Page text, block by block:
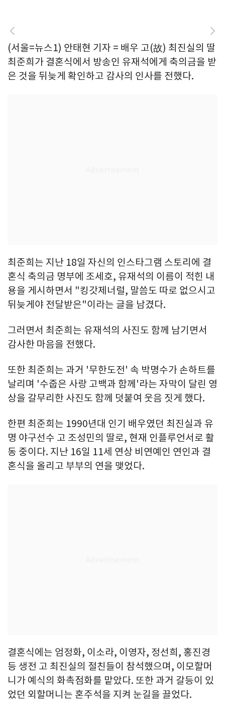
(서울=뉴스1) 안태현 기자 = 배우 고(故) 최진실의 딸
최준희가 결혼식에서 방송인 유재석에게 축의금을 받
은 것을 뒤늦게 확인하고 감사의 인사를 전했다.
최준희는 지난 18일 자신의 인스타그램 스토리에 결
혼식 축의금 명부에 조세호, 유재석의 이름이 적힌 내
용을 게시하면서 "킹갓제너럴, 말씀도 따로 없으시고
뒤늦게야 전달받은"이라는 글을 남겼다.
그러면서 최준희는 유재석의 사진도 함께 남기면서
감사한 마음을 전했다.
또한 최준희는 과거 '무한도전' 속 박명수가 손하트를
날리며 '수줍은 사랑 고백과 함께'라는 자막이 달린 영
상을 갈무리한 사진도 함께 덧붙여 웃음 짓게 했다.
한편 최준희는 1990년대 인기 배우였던 최진실과 유
명 야구선수 고 조성민의 딸로, 현재 인플루언서로 활
동 중이다. 지난 16일 11세 연상 비연예인 연인과 결
혼식을 올리고 부부의 연을 맺었다.
결혼식에는 엄정화, 이소라, 이영자, 정선희, 홍진경
등 생전 고 최진실의 절친들이 참석했으며, 이모할머
니가 예식의 화촉점화를 맡았다. 또한 과거 갈등이 있
었던 외할머니는 혼주석을 지켜 눈길을 끌었다.